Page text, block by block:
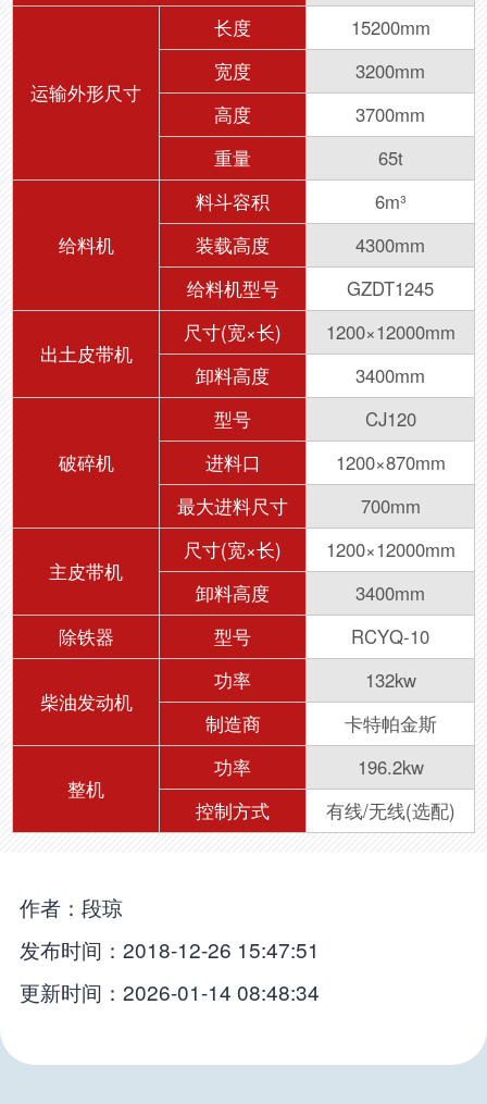
运输外形尺寸
长度
15200mm
宽度
3200mm
高度
3700mm
重量
65t
给料机
料斗容积
6m³
装载高度
4300mm
给料机型号
GZDT1245
出土皮带机
尺寸(宽×长)
1200×12000mm
卸料高度
3400mm
破碎机
型号
CJ120
进料口
1200×870mm
最大进料尺寸
700mm
主皮带机
尺寸(宽×长)
1200×12000mm
卸料高度
3400mm
除铁器
型号 RCYQ-10
柴油发动机
功率
132kw
制造商
卡特帕金斯
整机
功率
196.2kw
控制方式
有线/无线(选配)
作者：段琼
发布时间：2018-12-26 15:47:51
更新时间：2026-01-14 08:48:34